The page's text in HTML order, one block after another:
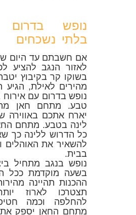
נופש בדרום
בלתי נשכחים
אם חשבתם עד היום
לאזור הנגב להציע
בשוקו קר בקיבוץ
מהירים לאילת, הגיע
נופש בדרום עם אירוח
טבע. מתחם חאן
יארח אתכם באווירה
לינה בטבע. מתחם
כל הדרוש ללינה כך
להשאיר את האוהלים
בבית.
נופש בנגב מתחיל
בשעה מוקדמת ככל
ההכנות תהיינה
תצטרכו לארוז
להחלפה וכמה
מתחם החאן יספק